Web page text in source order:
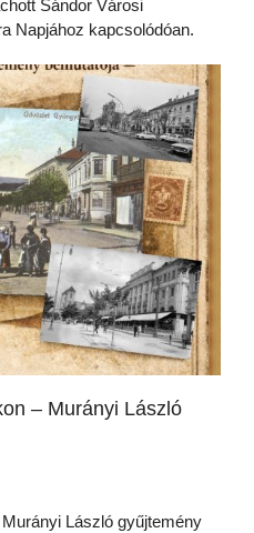
Sándor Városi
Napjához kapcsolódóan.
– Murányi László
László gyűjtemény